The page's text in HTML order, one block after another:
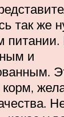
так же
и